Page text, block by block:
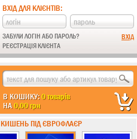
ВХІД ДЛЯ КЛІЄНТІВ:
ЗАБУЛИ ЛОГІН АБО ПАРОЛЬ?
РЕЄСТРАЦІЯ КЛІЄНТА
В КОШИКУ:0 товарів
НА0,00 грн
КИШЕНЬ ПІД ЄВРОФЛАЄР